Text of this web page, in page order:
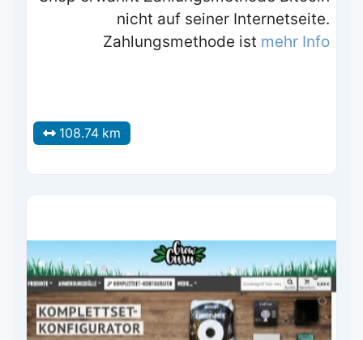
nicht auf seiner Internetseite.
Zahlungsmethode ist mehr Info
108.74 km